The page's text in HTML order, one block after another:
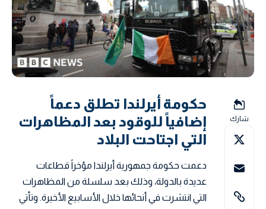
شارك
حكومة أيرلندا تطلق دعماً
إضافياً للوقود بعد المظاهرات
التي اجتاحت البلاد
دعمت حكومة جمهورية أيرلندا مؤخراً قطاعات
عديدة بالدولة، وذلك بعد سلسلة من المظاهرات
التي انتشرت في أنحائها خلال الأسابيع الأخيرة. وتأتي